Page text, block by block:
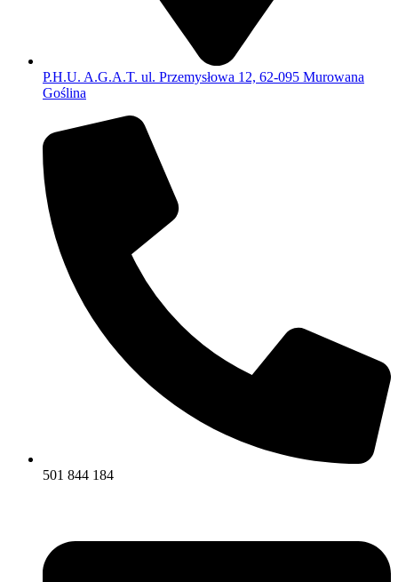
P.H.U. A.G.A.T. ul. Przemysłowa 12, 62-095 Murowana
Goślina
501 844 184